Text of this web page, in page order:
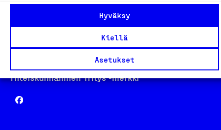
Hyväksy
Kiellä
Asetukset
Design From Finland
Yhteiskunnallinen Yritys -merkki